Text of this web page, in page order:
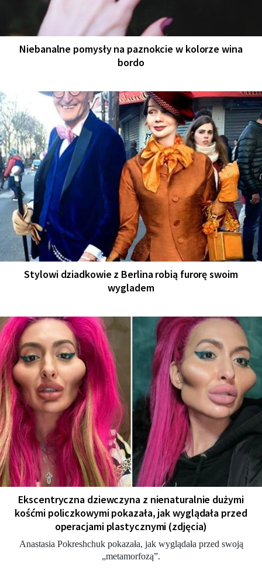
Niebanalne pomysły na paznokcie w kolorze wina
bordo
Stylowi dziadkowie z Berlina robią furorę swoim
wygladem
Ekscentryczna dziewczyna z nienaturalnie dużymi
kośćmi policzkowymi pokazała, jak wyglądała przed
operacjami plastycznymi (zdjęcia)
Anastasia Pokreshchuk pokazała, jak wyglądała przed swoją
„metamorfozą”.